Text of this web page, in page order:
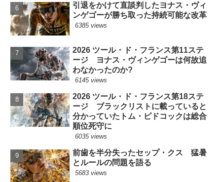
引退をかけて直談判したヨナス・ヴィ
ンゲゴーが勝ち取った持続可能な改革
6385 views
2026 ツール・ド・フランス第11ステ
ージ ヨナス・ヴィンゲゴーは何故追
わなかったのか?
6145 views
2026 ツール・ド・フランス第18ステ
ージ ブラックリストに載っていると
分かっていたトム・ピドコックは総合
順位死守に
6035 views
前歯を半分失ったセップ・クス 猛暑
とルールの問題を語る
5683 views